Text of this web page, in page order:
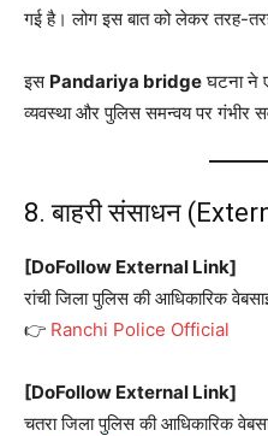
गई है। लोग इस बात को लेकर तरह-
इस Pandariya bridgeघटना ने
व्यवस्था और पुलिस समन्वय पर गंभीर
8. बाहरी संसाधन
[DoFollow External Link]
रांची जिला पुलिस की आधिकारिक
👉 Ranchi Police Official
[DoFollow External Link]
चतरा जिला पुलिस की आधिकारिक